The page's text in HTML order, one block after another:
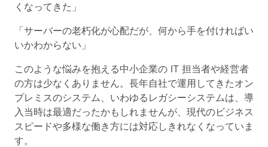
くなってきた」
「サーバーの老朽化が心配だが、何から手を付ければい
いかわからない」
このような悩みを抱える中小企業の IT 担当者や経営者
の方は少なくありません。長年自社で運用してきたオン
プレミスのシステム、いわゆるレガシーシステムは、導
入当時は最適だったかもしれませんが、現代のビジネス
スピードや多様な働き方には対応しきれなくなっていま
す。